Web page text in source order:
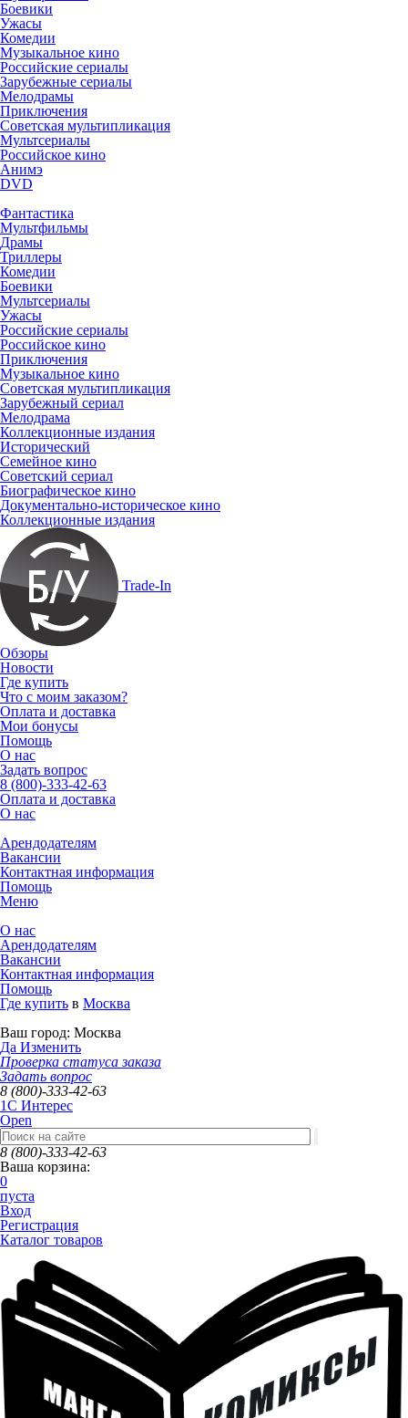
Боевики
Ужасы
Комедии
Музыкальное кино
Российские сериалы
Зарубежные сериалы
Мелодрамы
Приключения
Советская мультипликация
Мультсериалы
Российское кино
Анимэ
DVD
Фантастика
Мультфильмы
Драмы
Триллеры
Комедии
Боевики
Мультсериалы
Ужасы
Российские сериалы
Российское кино
Приключения
Музыкальное кино
Советская мультипликация
Зарубежный сериал
Мелодрама
Коллекционные издания
Исторический
Семейное кино
Советский сериал
Биографическое кино
Документально-историческое кино
Коллекционные издания
Trade-In
Обзоры
Новости
Где купить
Что с моим заказом?
Оплата и доставка
Мои бонусы
Помощь
О нас
Задать вопрос
8 (800)-333-42-63
Оплата и доставка
О нас
Арендодателям
Вакансии
Контактная информация
Помощь
Меню
О нас
Арендодателям
Вакансии
Контактная информация
Помощь
Где купить в Москва
Ваш город: Москва
Да Изменить
Проверка статуса заказа
Задать вопрос
8 (800)-333-42-63
1C Интерес
Open
8 (800)-333-42-63
Ваша корзина:
0
пуста
Вход
Регистрация
Каталог товаров